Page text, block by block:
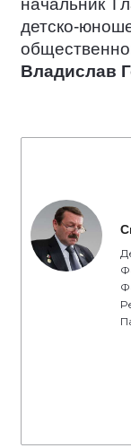
начальник
детско-
Владислав